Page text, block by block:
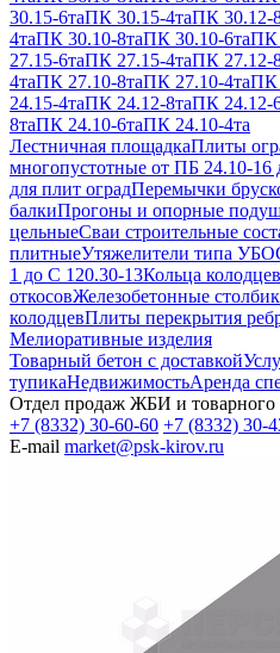
30.15-6таПК 30.15-4таПК 30.12-
4таПК 30.10-8таПК 30.10-6таПК
27.15-6таПК 27.15-4таПК 27.12-
4таПК 27.10-8таПК 27.10-4таПК
24.15-4таПК 24.12-8таПК 24.12-
8таПК 24.10-6таПК 24.10-4та
Лестничная площадкаПлиты
многопустотные от ПБ 24.10-16
для плит оградПеремычки
балкиПрогоны и опорные
цельныеСваи строительные
плитныеУтяжелители типа УБО
1 до С 120.30-13Кольца
откосовЖелезобетонные
колодцевПлиты перекрытия
Мелиоративные изделия
Товарный бетон с доставкой
тупикаНедвижимостьАренда
Отдел продаж ЖБИ и товарного
+7 (8332) 30-60-60 +7 (8332) 30-
E-mail market@psk-kirov.ru